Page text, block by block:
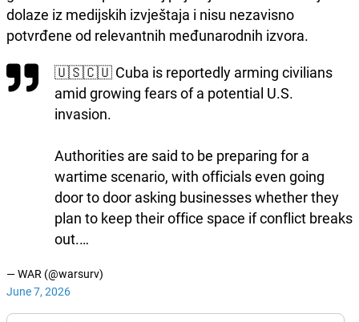
dolaze iz medijskih izvještaja i nisu nezavisno
potvrđene od relevantnih međunarodnih izvora.
🇺🇸🇨🇺 Cuba is reportedly arming civilians
amid growing fears of a potential U.S.
invasion.
Authorities are said to be preparing for a
wartime scenario, with officials even going
door to door asking businesses whether they
plan to keep their office space if conflict breaks
out.…
— WAR (@warsurv)
June 7, 2026